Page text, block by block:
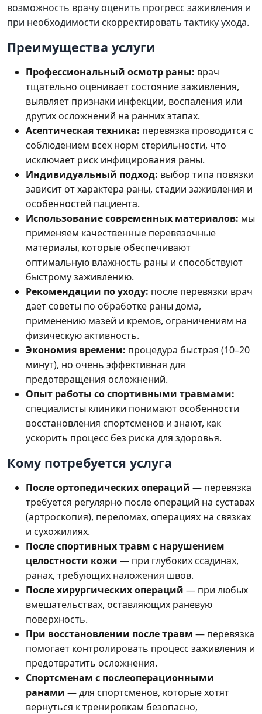
возможность врачу оценить прогресс заживления и
при необходимости скорректировать тактику ухода.
Преимущества услуги
Профессиональный осмотр раны: врач
тщательно оценивает состояние заживления,
выявляет признаки инфекции, воспаления или
других осложнений на ранних этапах.
Асептическая техника: перевязка проводится с
соблюдением всех норм стерильности, что
исключает риск инфицирования раны.
Индивидуальный подход: выбор типа повязки
зависит от характера раны, стадии заживления и
особенностей пациента.
Использование современных материалов: мы
применяем качественные перевязочные
материалы, которые обеспечивают
оптимальную влажность раны и способствуют
быстрому заживлению.
Рекомендации по уходу: после перевязки врач
дает советы по обработке раны дома,
применению мазей и кремов, ограничениям на
физическую активность.
Экономия времени: процедура быстрая (10–20
минут), но очень эффективная для
предотвращения осложнений.
Опыт работы со спортивными травмами:
специалисты клиники понимают особенности
восстановления спортсменов и знают, как
ускорить процесс без риска для здоровья.
Кому потребуется услуга
После ортопедических операций — перевязка
требуется регулярно после операций на суставах
(артроскопия), переломах, операциях на связках
и сухожилиях.
После спортивных травм с нарушением
целостности кожи — при глубоких ссадинах,
ранах, требующих наложения швов.
После хирургических операций — при любых
вмешательствах, оставляющих раневую
поверхность.
При восстановлении после травм — перевязка
помогает контролировать процесс заживления и
предотвратить осложнения.
Спортсменам с послеоперационными
ранами — для спортсменов, которые хотят
вернуться к тренировкам безопасно,